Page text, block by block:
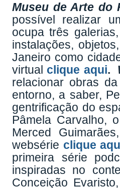
Museu de Arte do
possível realizar
ocupa três
instalações,
Janeiro como
virtual clique aqui.
relacionar obras
entorno, a saber,
gentrificação do
Pâmela Carvalho,
Merced
websérie clique
primeira série
inspiradas no
Conceição